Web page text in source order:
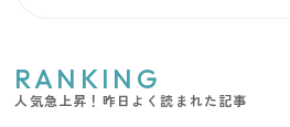
RANKING
人気急上昇！昨日よく読まれた記事